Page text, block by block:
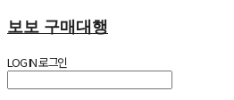
보보 구매대행
LOG IN로그인